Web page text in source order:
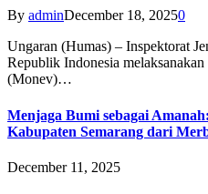
By adminDecember 18, 20250
Ungaran (Humas) – Inspektorat
Republik Indonesia
(Monev)…
Menjaga Bumi sebagai
Kabupaten Semarang dari
December 11, 2025